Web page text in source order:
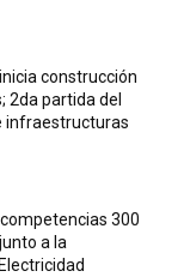
construcción
2da partida del
infraestructuras
competencias 300
a la